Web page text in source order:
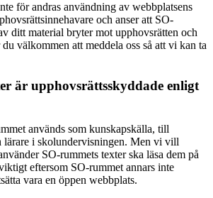
för andras användning av webbplatsens
och anser att SO-
ditt material bryter mot upphovsrätten och
välkommen att meddela oss så att vi kan ta
är upphovsrättsskyddade enligt
används som kunskapskälla, till
lärare i skolundervisningen. Men vi vill
SO-rummets texter ska läsa dem på
eftersom SO-rummet annars inte
vara en öppen webbplats.